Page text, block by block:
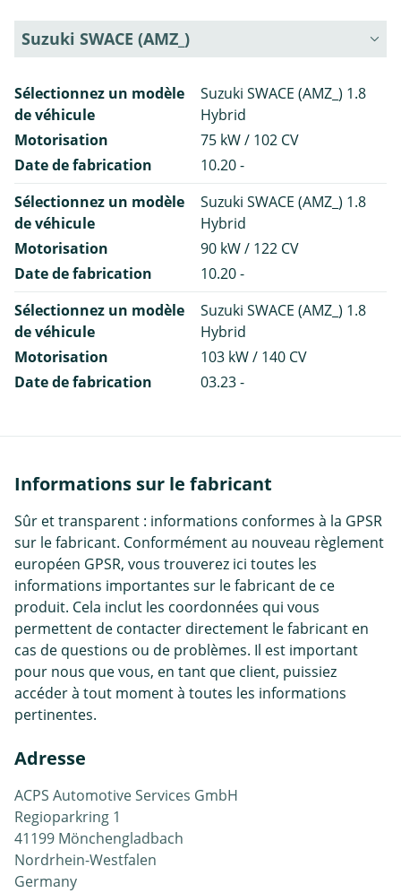
Suzuki SWACE (AMZ_)
Sélectionnez un modèle
de véhicule
Suzuki SWACE (AMZ_) 1.8
Hybrid
Motorisation
75 kW / 102 CV
Date de fabrication
10.20 -
Sélectionnez un modèle
de véhicule
Suzuki SWACE (AMZ_) 1.8
Hybrid
Motorisation
90 kW / 122 CV
Date de fabrication
10.20 -
Sélectionnez un modèle
de véhicule
Suzuki SWACE (AMZ_) 1.8
Hybrid
Motorisation
103 kW / 140 CV
Date de fabrication
03.23 -
Informations sur le fabricant
Sûr et transparent : informations conformes à la GPSR
sur le fabricant. Conformément au nouveau règlement
européen GPSR, vous trouverez ici toutes les
informations importantes sur le fabricant de ce
produit. Cela inclut les coordonnées qui vous
permettent de contacter directement le fabricant en
cas de questions ou de problèmes. Il est important
pour nous que vous, en tant que client, puissiez
accéder à tout moment à toutes les informations
pertinentes.
Adresse
ACPS Automotive Services GmbH
Regioparkring 1
41199 Mönchengladbach
Nordrhein-Westfalen
Germany